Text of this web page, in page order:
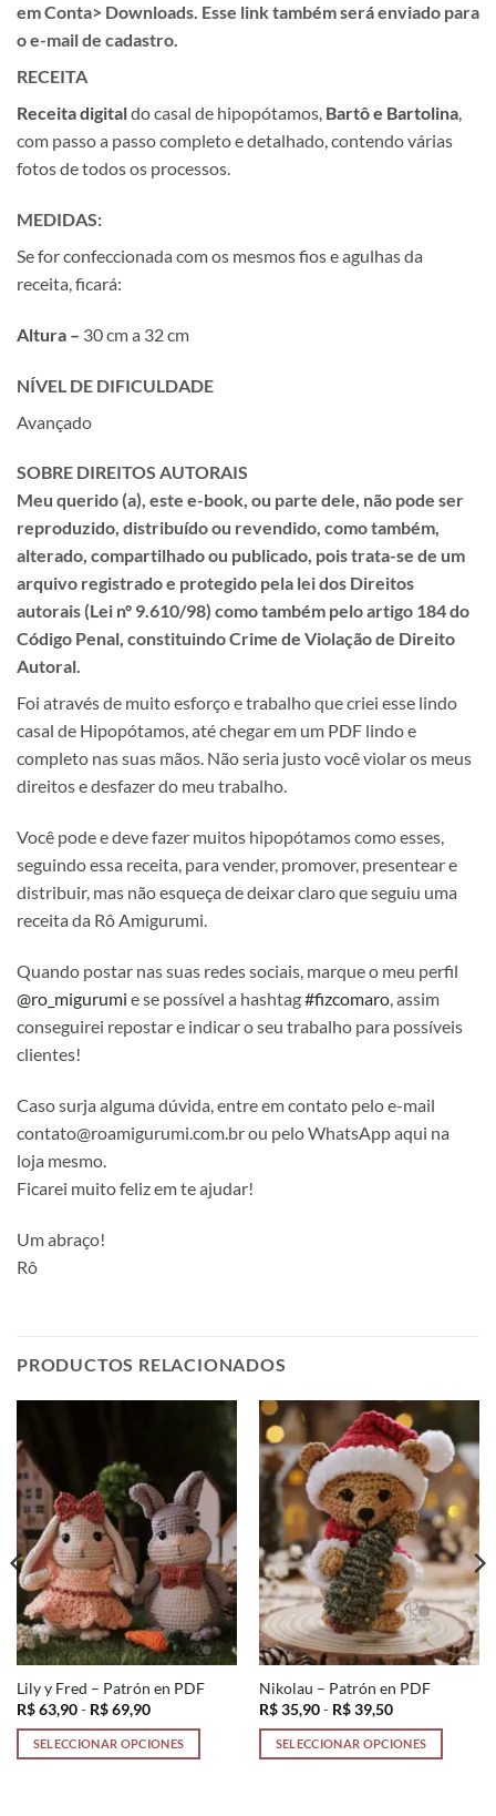
emConta> Downloads. Esse link também será enviado para
o e-mail de cadastro.
RECEITA
Receitadigitaldo casal de hipopótamos, Bartô e Bartolina,
com passo a passo completo e detalhado, contendo várias
fotos de todos os processos.
MEDIDAS:
Se for confeccionada com os mesmos fios e agulhas da
receita, ficará:
Altura – 30 cm a 32 cm
NÍVEL DE DIFICULDADE
Avançado
SOBRE DIREITOS AUTORAIS
Meu querido (a), este e-book, ou parte dele, não pode ser
reproduzido, distribuído ou revendido, como também,
alterado, compartilhado ou publicado, pois trata-se de um
arquivo registrado e protegido pela lei dos Direitos
autorais (Lei nº 9.610/98) como também pelo artigo 184 do
Código Penal, constituindo Crime de Violação de Direito
Autoral.
Foi através de muito esforço e trabalho que criei esse lindo
casal de Hipopótamos, até chegar em um PDF lindo e
completo nas suas mãos. Não seria justo você violar os meus
direitos e desfazer do meu trabalho.
Você pode e deve fazer muitos hipopótamos como esses,
seguindo essa receita, para vender, promover, presentear e
distribuir, mas não esqueça de deixar claro que seguiu uma
receita da Rô Amigurumi.
Quando postar nas suas redes sociais, marque o meu perfil
@ro_migurumi e se possível a hashtag#fizcomaro, assim
conseguirei repostar e indicar o seu trabalho para possíveis
clientes!
Caso surja alguma dúvida, entre em contato pelo e-mail
contato@roamigurumi.com.br ou pelo WhatsApp aqui na
loja mesmo.
Ficarei muito feliz em te ajudar!
Um abraço!
Rô
PRODUCTOS RELACIONADOS
Lily y Fred – Patrón en PDF
R$63,90 - R$69,90Rango
precios:
desde
R$ 63,90
SELECCIONAR OPCIONES
Nikolau – Patrón en PDF
R$35,90 - R$39,50Rango
precios:
desde
R$ 35,90
SELECCIONAR OPCIONES